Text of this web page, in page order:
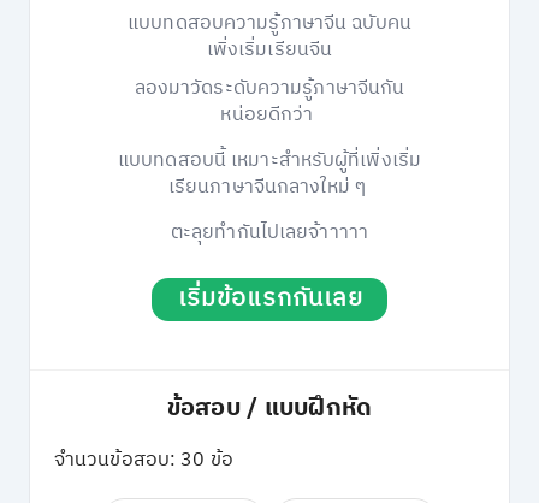
แบบทดสอบความรู้ภาษาจีน ฉบับคน
เพิ่งเริ่มเรียนจีน
ลองมาวัดระดับความรู้ภาษาจีนกัน
หน่อยดีกว่า
แบบทดสอบนี้ เหมาะสำหรับผู้ที่เพิ่งเริ่ม
เรียนภาษาจีนกลางใหม่ ๆ
ตะลุยทำกันไปเลยจ้าาาาา
เริ่มข้อแรกกันเลย
ข้อสอบ / แบบฝึกหัด
จำนวนข้อสอบ: 30 ข้อ